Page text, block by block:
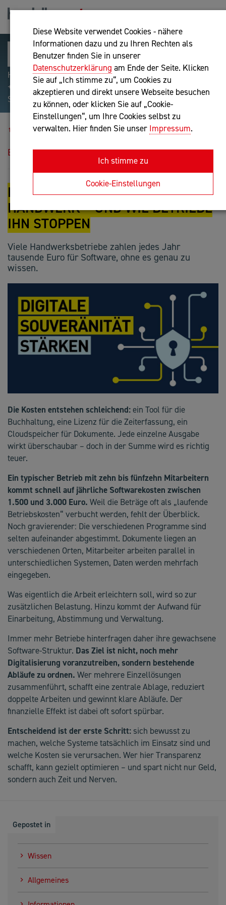
Diese Website verwendet Cookies - nähere
Informationen dazu und zu Ihren Rechten als
Benutzer finden Sie in unserer
Datenschutzerklärung am Ende der Seite. Klicken
Sie auf „Ich stimme zu“, um Cookies zu
akzeptieren und direkt unsere Webseite besuchen
zu können, oder klicken Sie auf „Cookie-
Einstellungen“, um Ihre Cookies selbst zu
verwalten. Hier finden Sie unser Impressum.
Ich stimme zu
Cookie-Einstellungen
Hilfreiche Suchparameter: Begriff einschließen:
+webshop, Begriff ausschließen: -webshop, Exakter
Suchbegriff: "internet of things"
Blog
Betriebe ihn stoppen
DER STILLE GELDABFLUSS IM
HANDWERK – UND WIE BETRIEBE
IHN STOPPEN
Viele Handwerksbetriebe zahlen jedes Jahr
tausende Euro für Software, ohne es genau zu
wissen.
Die Kosten entstehen schleichend:ein Tool für die
Buchhaltung, eine Lizenz für die Zeiterfassung, ein
Cloudspeicher für Dokumente. Jede einzelne Ausgabe
wirkt überschaubar – doch in der Summe wird es richtig
teuer.
Ein typischer Betrieb mit zehn bis fünfzehn Mitarbeitern
kommt schnell auf jährliche Softwarekosten zwischen
1.500 und 3.000 Euro. Weil die Beträge oft als „laufende
Betriebskosten“ verbucht werden, fehlt der Überblick.
Noch gravierender: Die verschiedenen Programme sind
selten aufeinander abgestimmt. Dokumente liegen an
verschiedenen Orten, Mitarbeiter arbeiten parallel in
unterschiedlichen Systemen, Daten werden mehrfach
eingegeben.
Was eigentlich die Arbeit erleichtern soll, wird so zur
zusätzlichen Belastung. Hinzu kommt der Aufwand für
Einarbeitung, Abstimmung und Verwaltung.
Immer mehr Betriebe hinterfragen daher ihre gewachsene
Software-Struktur. Das Ziel ist nicht, noch mehr
Digitalisierung voranzutreiben, sondern bestehende
Abläufe zu ordnen. Wer mehrere Einzellösungen
zusammenführt, schafft eine zentrale Ablage, reduziert
doppelte Arbeiten und gewinnt klare Abläufe. Der
finanzielle Effekt ist dabei oft sofort spürbar.
Entscheidend ist der erste Schritt: sich bewusst zu
machen, welche Systeme tatsächlich im Einsatz sind und
welche Kosten sie verursachen. Wer hier Transparenz
schafft, kann gezielt optimieren – und spart nicht nur Geld,
sondern auch Zeit und Nerven.
Gepostet in
Wissen
Allgemeines